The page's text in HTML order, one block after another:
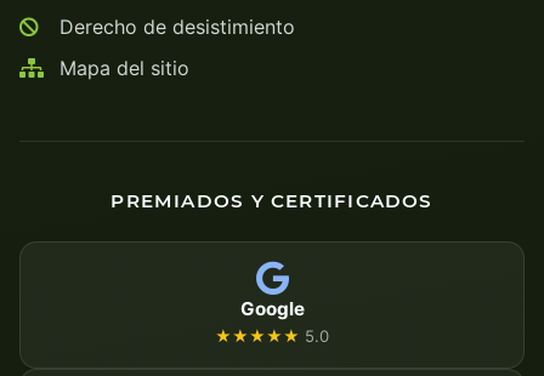
Derecho de desistimiento
Mapa del sitio
PREMIADOS Y CERTIFICADOS
Google
★★★★★ 5.0